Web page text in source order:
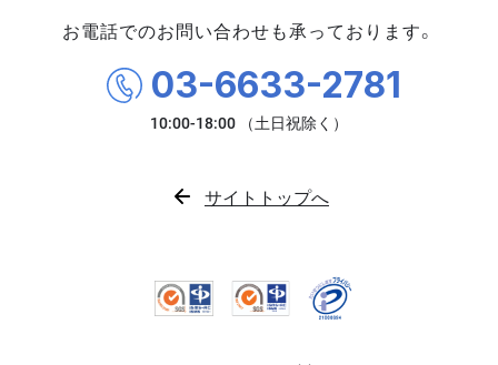
お電話でのお問い合わせも承っております。
03-6633-2781
サイトトップへ